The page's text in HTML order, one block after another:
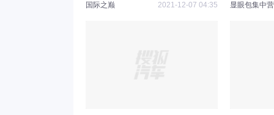
国际之巅 2021-12-07 04:35 显眼包集中营